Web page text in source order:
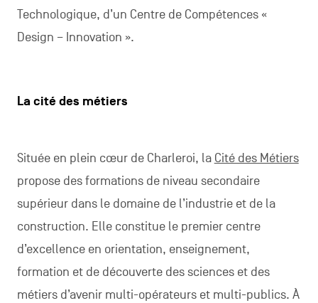
Technologique, d’un Centre de Compétences «
Design – Innovation ».
La cité des métiers
Située en plein cœur de Charleroi, la Cité des Métiers
propose des formations de niveau secondaire
supérieur dans le domaine de l’industrie et de la
construction. Elle constitue le premier centre
d’excellence en orientation, enseignement,
formation et de découverte des sciences et des
métiers d’avenir multi-opérateurs et multi-publics. À